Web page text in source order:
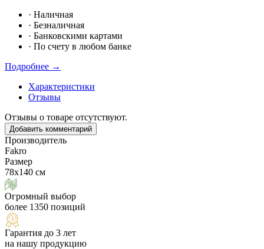
· Наличная
· Безналичная
· Банковскими картами
· По счету в любом банке
Подробнее →
Характеристики
Отзывы
Отзывы о товаре отсутствуют.
Добавить комментарий
Производитель
Fakro
Размер
78х140 см
Огромный выбор
более 1350 позиций
Гарантия до 3 лет
на нашу продукцию